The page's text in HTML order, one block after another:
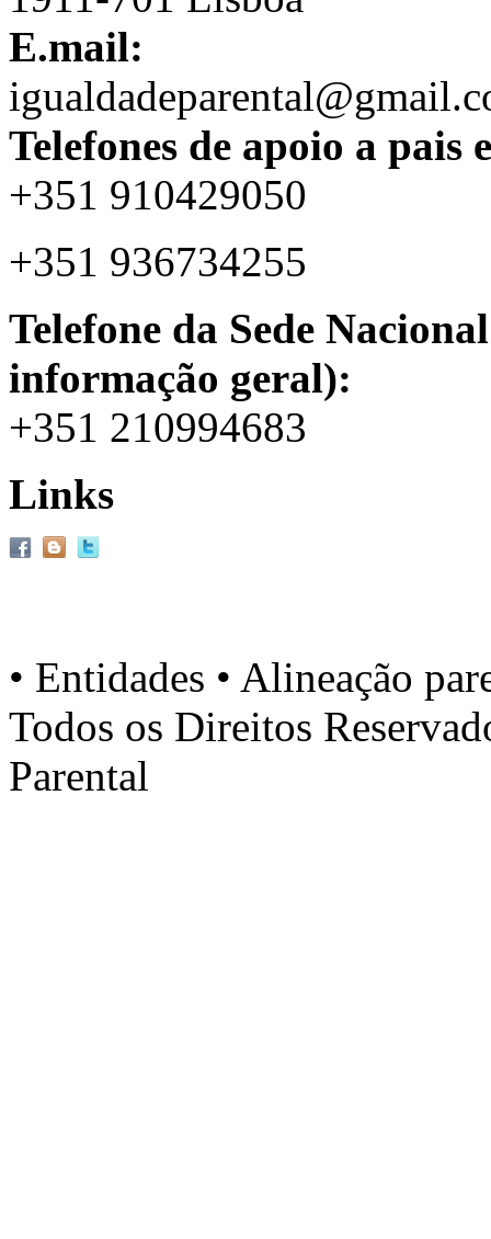
E.mail:
Telefones de apoio a pais
+351 910429050
+351 936734255
Telefone da Sede
informação geral):
+351 210994683
Links
• Entidades • Alineação
Todos os Direitos
Parental